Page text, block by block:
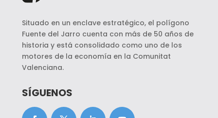
Situado en un enclave estratégico, el polígono
Fuente del Jarro cuenta con más de 50 años de
historia y está consolidado como uno de los
motores de la economía en la Comunitat
Valenciana.
SÍGUENOS